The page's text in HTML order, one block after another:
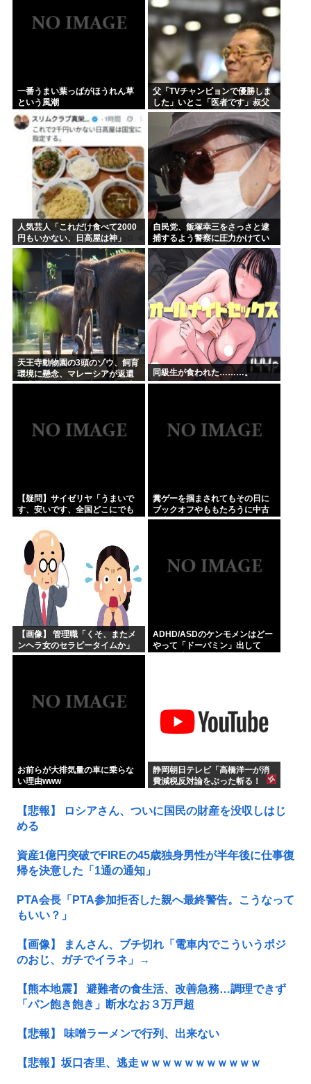
一番うまい葉っぱがほうれん草
という風潮
父「TVチャンピョンで優勝しま
した」いとこ「医者です」叔父
「三菱の宇宙/防衛開発の結構偉
い人です」
人気芸人「これだけ食べて2000
円もいかない、日高屋は神」
自民党、飯塚幸三をさっさと逮
捕するよう警察に圧力かけてい
たwww
天王寺動物園の3頭のゾウ、飼育
環境に懸念、マレーシアが返還
要求署名17万人。酷すぎる日本
同級生が食われた………。
【疑問】サイゼリヤ「うまいで
す、安いです、全国どこにでも
糞ゲーを掴まされてもその日に
ブックオフやももたろうに中古
で売りつける事ができなくなる
【画像】 管理職「くそ、またメ
ンヘラ女のセラピータイムか」
ADHD/ASDのケンモメンはどー
やって「ドーパミン」出して
お前らが大排気量の車に乗らな
い理由www
静岡朝日テレビ「高橋洋一が消
費減税反対論をぶった斬る！
【悲報】 ロシアさん、ついに国民の財産を没収しはじ
める
資産1億円突破でFIREの45歳独身男性が半年後に仕事復
帰を決意した「1通の通知」
PTA会長「PTA参加拒否した親へ最終警告。こうなって
もいい？」
【画像】 まんさん、ブチ切れ「電車内でこういうポジ
のおじ、ガチでイラネ」→
【熊本地震】 避難者の食生活、改善急務…調理できず
「パン飽き飽き」断水なお３万戸超
【悲報】 味噌ラーメンで行列、出来ない
【悲報】坂口杏里、逃走ｗｗｗｗｗｗｗｗｗｗｗ